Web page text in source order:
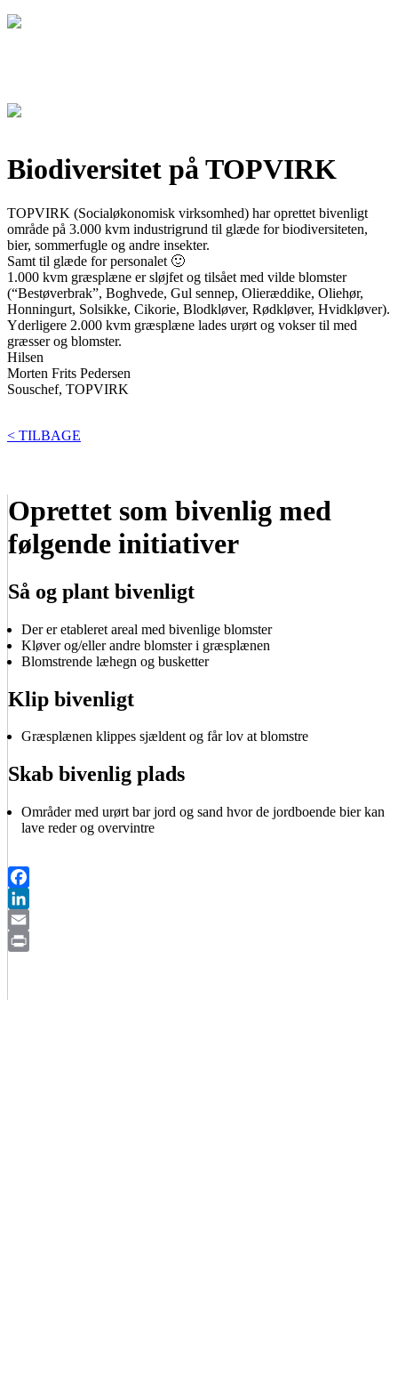
Biodiversitet på TOPVIRK
TOPVIRK (Socialøkonomisk virksomhed) har oprettet bivenligt
område på 3.000 kvm industrigrund til glæde for biodiversiteten,
bier, sommerfugle og andre insekter.
Samt til glæde for personalet 🙂
1.000 kvm græsplæne er sløjfet og tilsået med vilde blomster
(“Bestøverbrak”, Boghvede, Gul sennep, Olieræddike, Oliehør,
Honningurt, Solsikke, Cikorie, Blodkløver, Rødkløver, Hvidkløver).
Yderligere 2.000 kvm græsplæne lades urørt og vokser til med
græsser og blomster.
Hilsen
Morten Frits Pedersen
Souschef, TOPVIRK
< TILBAGE
Oprettet som bivenlig med
følgende initiativer
Så og plant bivenligt
Der er etableret areal med bivenlige blomster
Kløver og/eller andre blomster i græsplænen
Blomstrende læhegn og busketter
Klip bivenligt
Græsplænen klippes sjældent og får lov at blomstre
Skab bivenlig plads
Områder med urørt bar jord og sand hvor de jordboende bier kan
lave reder og overvintre
Facebook
LinkedIn
Email